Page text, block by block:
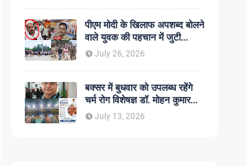
पीएम मोदी के खिलाफ अपशब्द बोलने
वाले युवक की पहचान में जुटी
पुलिस, बक्सर एसपी ने दिए सख्त
कार्रवाई के संकेत
July 26, 2026
बक्सर में बुधवार को उपलब्ध रहेंगे
चर्म रोग विशेषज्ञ डॉ. मोहन कुमार
सिंह, प्रकाश यूरो क्लिनिक में होगा
परामर्श
July 13, 2026